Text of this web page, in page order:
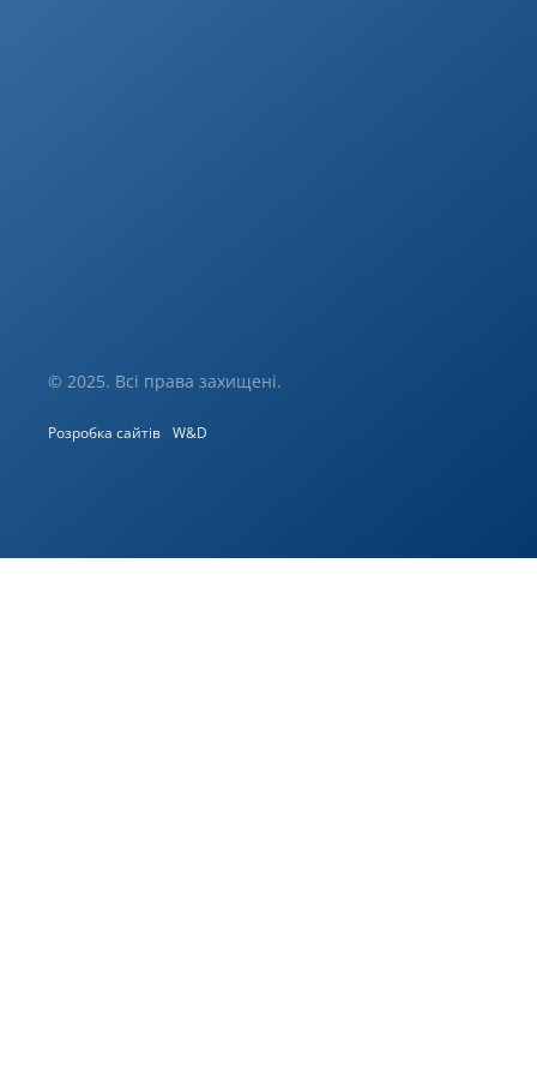
© 2025. Всі права захищені.
Розробка сайтів W&D